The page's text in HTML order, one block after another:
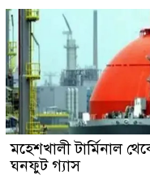
মহেশখালী টার্মিনাল
ঘনফুট গ্যাস